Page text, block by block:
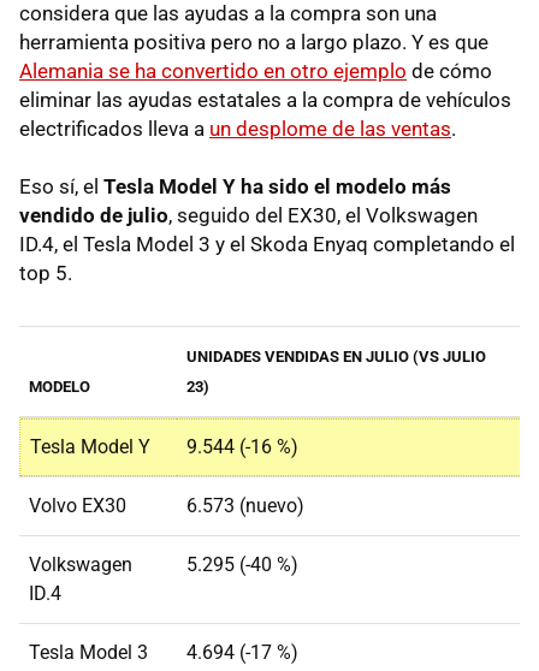
considera que las ayudas a la compra son una
herramienta positiva pero no a largo plazo. Y es que
Alemania se ha convertido en otro ejemplo de cómo
eliminar las ayudas estatales a la compra de vehículos
electrificados lleva a un desplome de las ventas.
Eso sí, el Tesla Model Y ha sido el modelo más
vendido de julio, seguido del EX30, el Volkswagen
ID.4, el Tesla Model 3 y el Skoda Enyaq completando el
top 5.
MODELO
UNIDADES VENDIDAS EN JULIO (VS JULIO
23)
Tesla Model Y 9.544 (-16 %)
Volvo EX30 6.573 (nuevo)
Volkswagen
ID.4
5.295 (-40 %)
Tesla Model 3 4.694 (-17 %)